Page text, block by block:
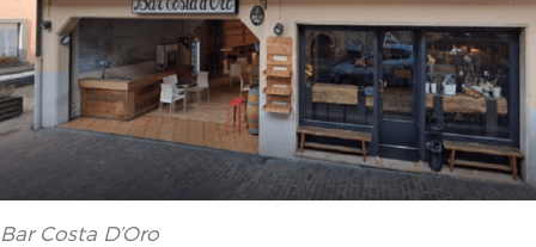
Bar Costa D’Oro